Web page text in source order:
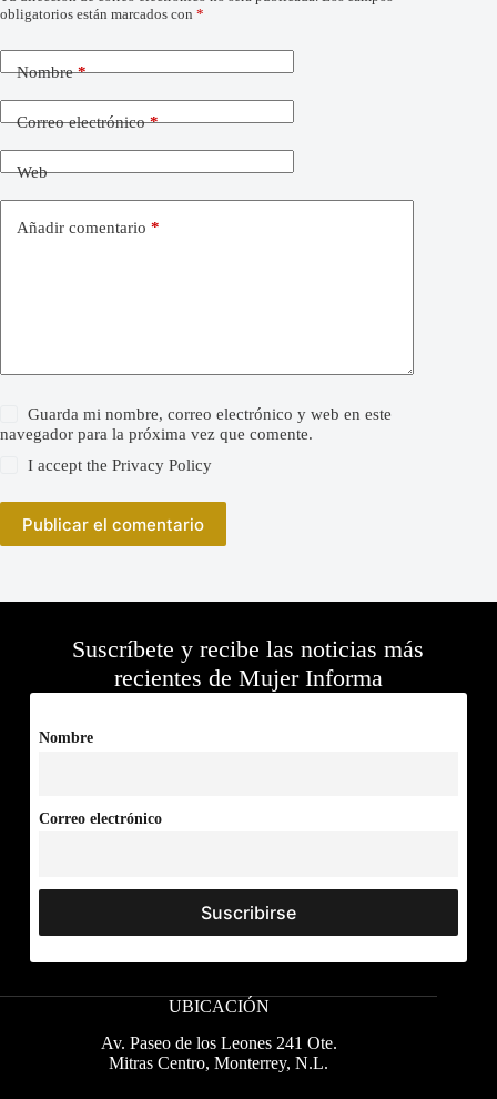
obligatorios están marcados con *
Nombre*
Correo electrónico*
Web
Añadir comentario *
Guarda mi nombre, correo electrónico y web en este
navegador para la próxima vez que comente.
I accept thePrivacy Policy
Publicar el comentario
Suscríbete y recibe las noticias más
recientes de Mujer Informa
Nombre
Correo electrónico
UBICACIÓN
Av. Paseo de los Leones 241 Ote.
Mitras Centro, Monterrey, N.L.